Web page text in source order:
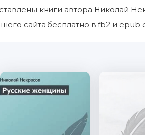
книги автора Николай
сайта бесплатно в fb2 и epub